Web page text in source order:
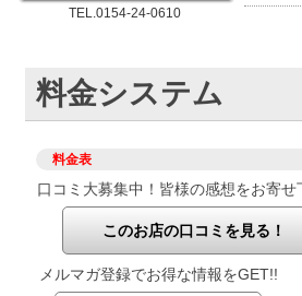
TEL.0154-24-0610
料金システム
料金表
口コミ大募集中！皆様の感想をお寄せ
このお店の口コミを見る！
メルマガ登録でお得な情報をGET!!